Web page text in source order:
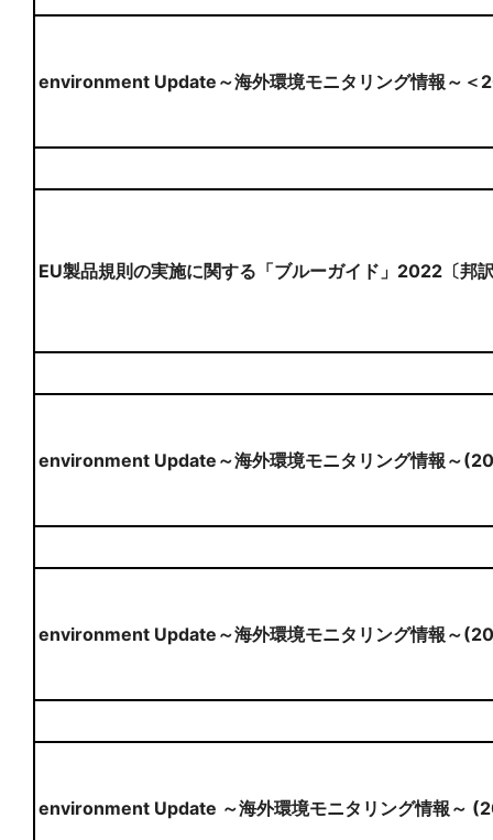
environment Update～海外環境モニタリング情報～＜
EU製品規則の実施に関する「ブルーガイド」2022〔邦
environment Update～海外環境モニタリング情報～
environment Update～海外環境モニタリング情報～
environment Update ～海外環境モニタリング情報～